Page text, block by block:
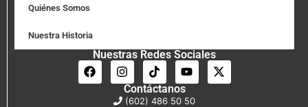
Quiénes Somos
Nuestra Historia
Nuestras Redes Sociales
Contáctanos
(602) 486 50 50